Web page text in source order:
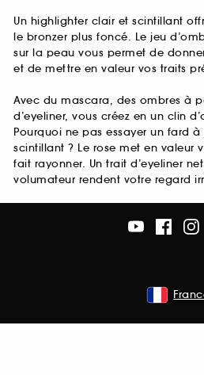
Un highlighter clair et scintillant
le bronzer plus foncé. Le jeu
sur la peau vous permet de
et de mettre en valeur vos traits
Avec du mascara, des ombres à
d’eyeliner, vous créez en un clin
Pourquoi ne pas essayer un fard
scintillant ? Le rose met en valeur
fait rayonner. Un trait d’eyeliner
volumateur rendent votre regard